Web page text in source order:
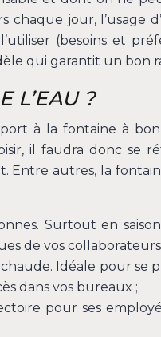
jour, l’usage
(besoins et
qui garantit un bon
L’EAU ?
à la fontaine à
il faudra donc se
Entre autres, la
Surtout en
de vos collaborateurs
Idéale pour
dans vos bureaux ;
pour ses